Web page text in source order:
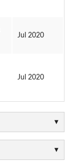
Jul 2020
Jul 2020